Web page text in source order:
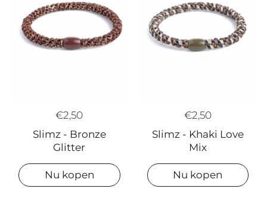
€2,50
Slimz - Bronze
Glitter
Nu kopen
€2,50
Slimz - Khaki Love
Mix
Nu kopen